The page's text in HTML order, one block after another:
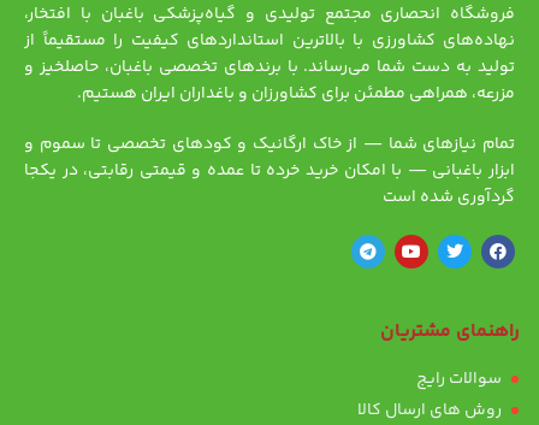
فروشگاه انحصاری مجتمع تولیدی و گیاه‌پزشکی باغبان با افتخار،
نهاده‌های کشاورزی با بالاترین استانداردهای کیفیت را مستقیماً از
تولید به دست شما می‌رساند. با برندهای تخصصی باغبان، حاصلخیز و
مزرعه، همراهی مطمئن برای کشاورزان و باغداران ایران هستیم.
تمام نیازهای شما — از خاک ارگانیک و کودهای تخصصی تا سموم و
ابزار باغبانی — با امکان خرید خرده تا عمده و قیمتی رقابتی، در یکجا
گردآوری شده است
راهنمای مشتریان
سوالات رایج
روش های ارسال کالا